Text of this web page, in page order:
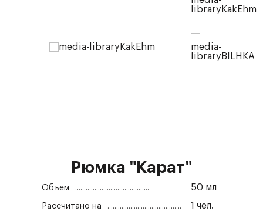
Рюмка "Карат"
Объем 50 мл
Рассчитано на 1 чел.